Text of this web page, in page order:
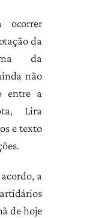
ocorrer
da
da
não
entre a
Lira
e texto
a
de hoje